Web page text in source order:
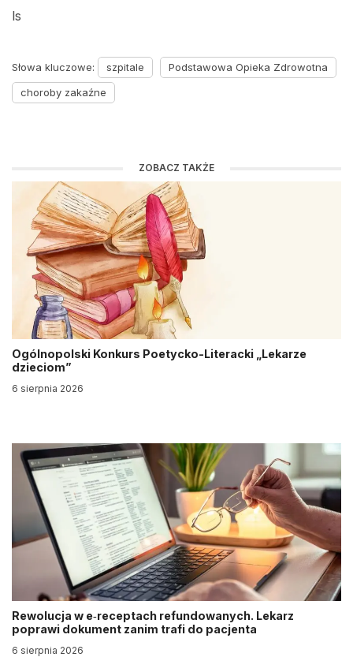
ls
Słowa kluczowe: szpitale
Podstawowa Opieka Zdrowotna
choroby zakaźne
ZOBACZ TAKŻE
Ogólnopolski Konkurs Poetycko-Literacki „Lekarze
dzieciom”
6 sierpnia 2026
Rewolucja w e‑receptach refundowanych. Lekarz
poprawi dokument zanim trafi do pacjenta
6 sierpnia 2026